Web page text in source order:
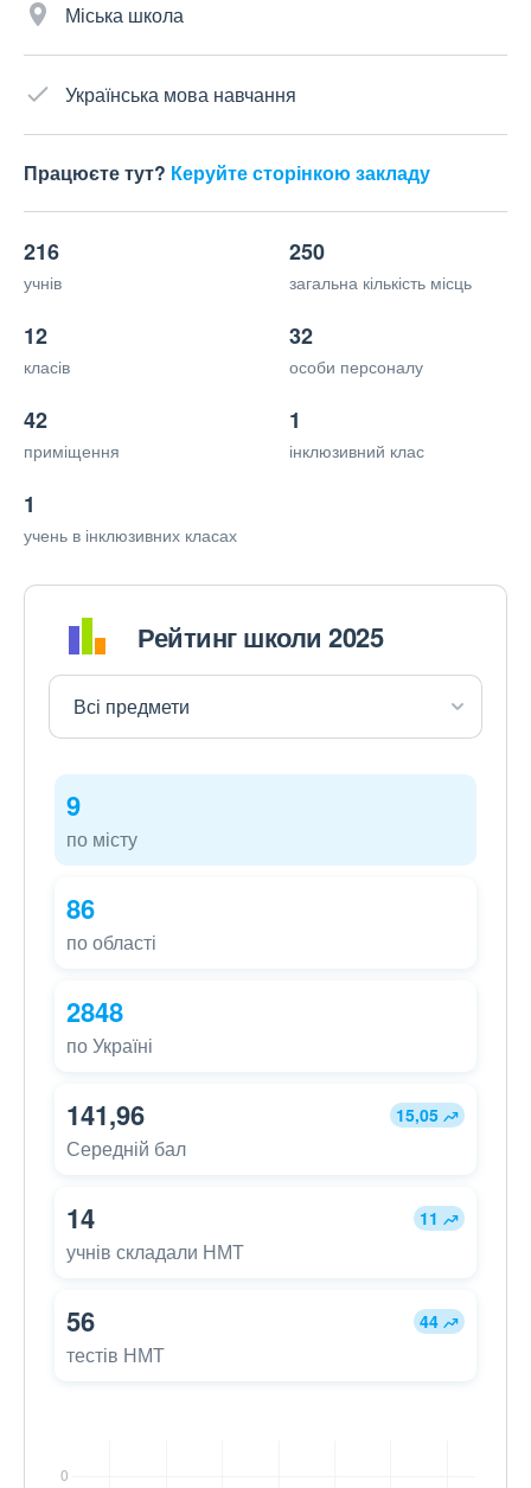
Міська школа
Українська мова навчання
Працюєте тут? Керуйте сторінкою закладу
216
учнів
250
загальна кількість місць
12
класів
32
особи персоналу
42
приміщення
1
інклюзивний клас
1
учень в інклюзивних класах
Рейтинг школи 2025
9
по місту
86
по області
2848
по Україні
141,96 15,05
Середній бал
14 11
учнів складали НМТ
56 44
тестів НМТ